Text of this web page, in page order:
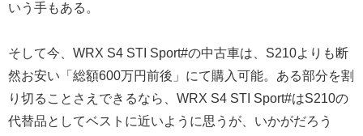
いう手もある。
そして今、WRX S4 STI Sport#の中古車は、S210よりも断
然お安い「総額600万円前後」にて購入可能。ある部分を割
り切ることさえできるなら、WRX S4 STI Sport#はS210の
代替品としてベストに近いように思うが、いかがだろう